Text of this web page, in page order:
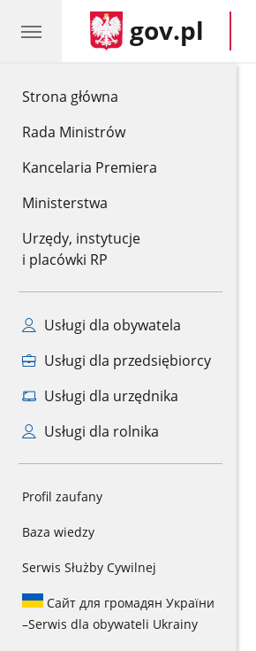
Strona główna
Rada Ministrów
Kancelaria Premiera
Ministerstwa
Urzędy, instytucje
i placówki RP
Usługi dla obywatela
Usługi dla przedsiębiorcy
Usługi dla urzędnika
Usługi dla rolnika
Profil zaufany
Baza wiedzy
Serwis Służby Cywilnej
Сайт для громадян України
–Serwis dla obywateli Ukrainy
gov.pl